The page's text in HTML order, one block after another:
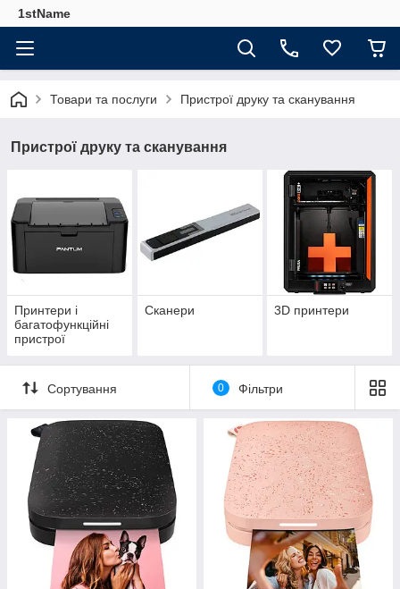
1stName
Товари та послуги Пристрої друку та сканування
Пристрої друку та сканування
Принтери і
багатофункційні
пристрої
Сканери 3D принтери
Сортування 0 Фільтри